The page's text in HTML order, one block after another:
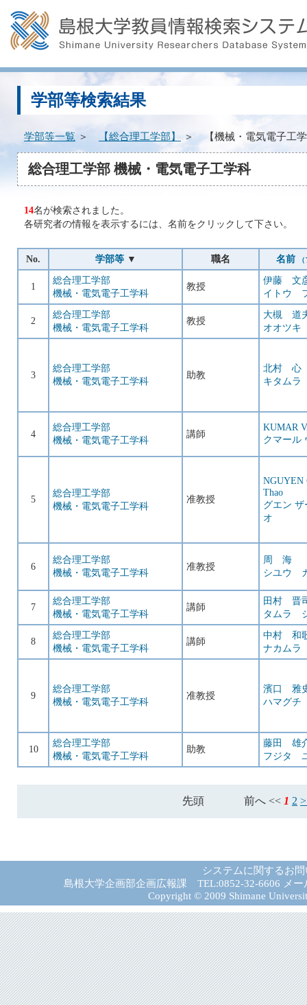
学部等検索結果
学部等一覧 ＞ 【総合理工学部】 ＞ 【機械・電気電子工
総合理工学部 機械・電気電子工学科
14名が検索されました。
各研究者の情報を表示するには、名前をクリックして下さい。
No. 学部等▼ 職名 名前
1
総合理工学部
機械・電気電子工学科
教授
伊藤 文
イトウ
2
総合理工学部
機械・電気電子工学科
教授
大槻 道
オオツ
3
総合理工学部
機械・電気電子工学科
助教
北村 心
キタム
4
総合理工学部
機械・電気電子工学科
講師
KUMAR
クマール
5
総合理工学部
機械・電気電子工学科
准教授
NGUYEN
Thao
グエン
オ
6
総合理工学部
機械・電気電子工学科
准教授
周 海
シユウ
7
総合理工学部
機械・電気電子工学科
講師
田村 晋
タムラ
8
総合理工学部
機械・電気電子工学科
講師
中村 和
ナカム
9
総合理工学部
機械・電気電子工学科
准教授
濱口 雅
ハマグ
10
総合理工学部
機械・電気電子工学科
助教
藤田 雄
フジタ
先頭 前へ << 1 2
システムに関するお
島根大学企画部企画広報課 TEL:0852-32-6606 メー
Copyright © 2009 Shimane